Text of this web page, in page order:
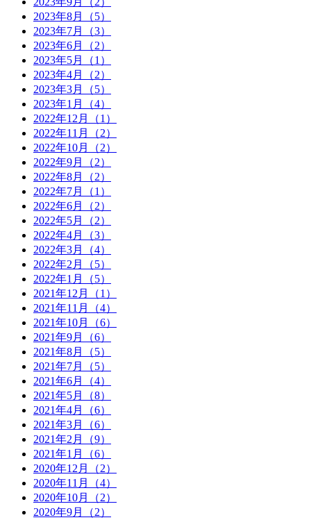
2023年8月（5）
2023年7月（3）
2023年6月（2）
2023年5月（1）
2023年4月（2）
2023年3月（5）
2023年1月（4）
2022年12月（1）
2022年11月（2）
2022年10月（2）
2022年9月（2）
2022年8月（2）
2022年7月（1）
2022年6月（2）
2022年5月（2）
2022年4月（3）
2022年3月（4）
2022年2月（5）
2022年1月（5）
2021年12月（1）
2021年11月（4）
2021年10月（6）
2021年9月（6）
2021年8月（5）
2021年7月（5）
2021年6月（4）
2021年5月（8）
2021年4月（6）
2021年3月（6）
2021年2月（9）
2021年1月（6）
2020年12月（2）
2020年11月（4）
2020年10月（2）
2020年9月（2）